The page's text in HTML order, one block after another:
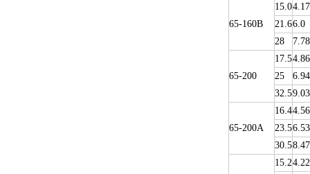
65-160B
15.04.17
21.66.0
28
7.78
65-200
17.54.86
25
6.94
32.59.03
65-200A
16.44.56
23.56.53
30.58.47
15.24.22